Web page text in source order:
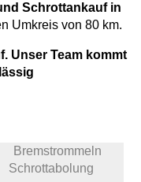
Schrottankauf in
Umkreis von 80 km.
Unser Team kommt